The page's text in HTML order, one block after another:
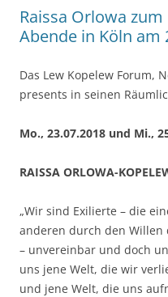
Raissa Orlowa
Abende in Köln am
Das Lew Kopelew Forum,
presents in seinen
Mo., 23.07.2018 und Mi.,
RAISSA ORLOWA-
„Wir sind Exilierte – die
anderen durch den Willen
– unvereinbar und doch
uns jene Welt, die wir
und jene Welt, die uns